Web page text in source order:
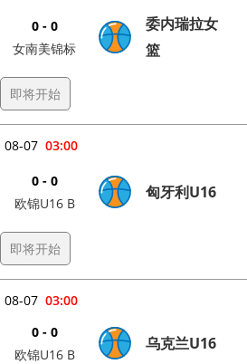
0 - 0
女南美锦标
委内瑞拉女
篮
即将开始
03:00
08-07
0 - 0
欧锦U16 B
匈牙利U16
即将开始
03:00
08-07
0 - 0
欧锦U16 B
乌克兰U16